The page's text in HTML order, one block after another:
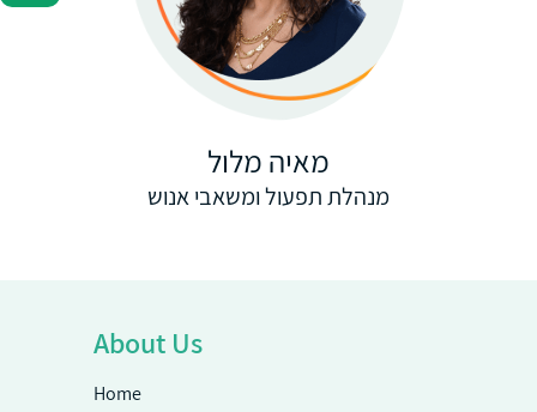
מאיה מלול
מנהלת תפעול ומשאבי אנוש
About Us
Home